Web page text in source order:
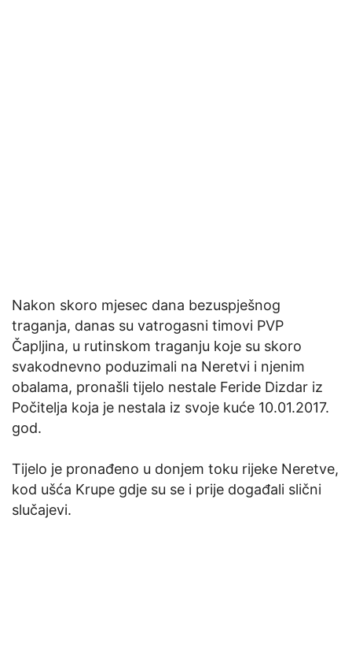
Nakon skoro mjesec dana bezuspješnog
traganja, danas su vatrogasni timovi PVP
Čapljina, u rutinskom traganju koje su skoro
svakodnevno poduzimali na Neretvi i njenim
obalama, pronašli tijelo nestale Feride Dizdar iz
Počitelja koja je nestala iz svoje kuće 10.01.2017.
god.
Tijelo je pronađeno u donjem toku rijeke Neretve,
kod ušća Krupe gdje su se i prije događali slični
slučajevi.